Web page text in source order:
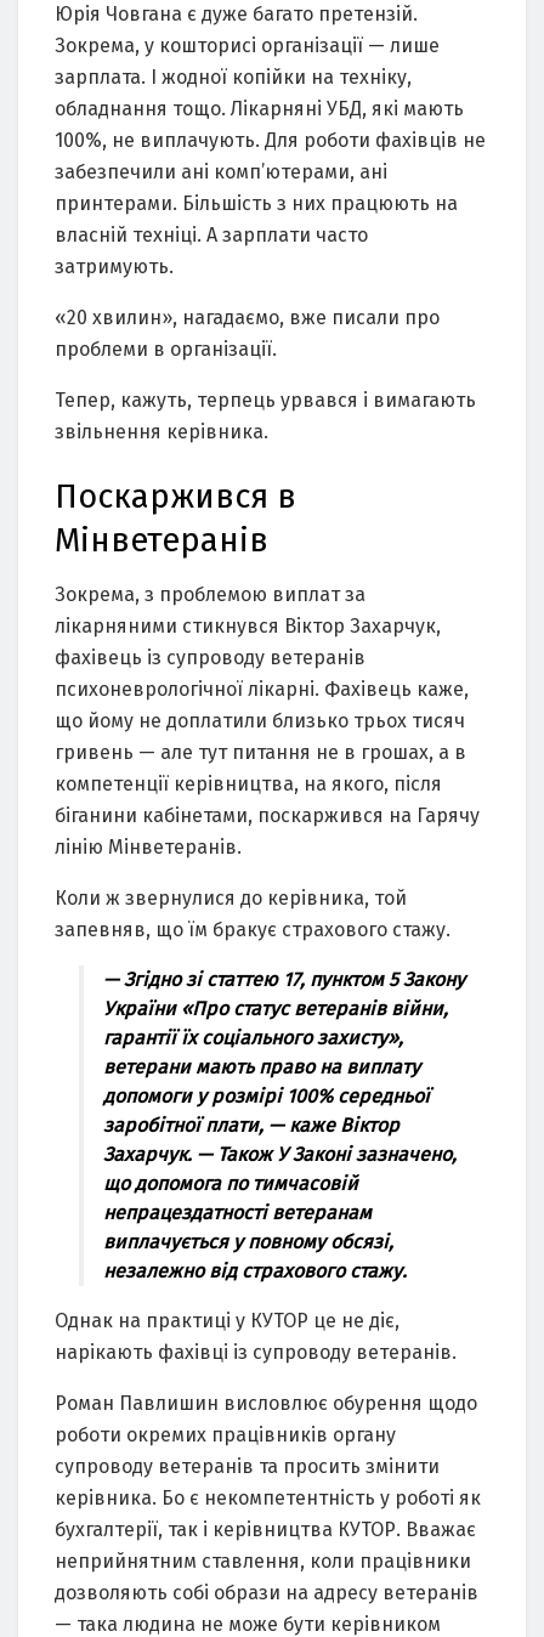
Юрія Човгана є дуже багато претензій.
Зокрема, у кошторисі організації — лише
зарплата. І жодної копійки на техніку,
обладнання тощо. Лікарняні УБД, які мають
100%, не виплачують. Для роботи фахівців не
забезпечили ані комп’ютерами, ані
принтерами. Більшість з них працюють на
власній техніці. А зарплати часто
затримують.
«20 хвилин», нагадаємо, вже писали про
проблеми в організації.
Тепер, кажуть, терпець урвався і вимагають
звільнення керівника.
Поскаржився в
Мінветеранів
Зокрема, з проблемою виплат за
лікарняними стикнувся Віктор Захарчук,
фахівець із супроводу ветеранів
психоневрологічної лікарні. Фахівець каже,
що йому не доплатили близько трьох тисяч
гривень — але тут питання не в грошах, а в
компетенції керівництва, на якого, після
біганини кабінетами, поскаржився на Гарячу
лінію Мінветеранів.
Коли ж звернулися до керівника, той
запевняв, що їм бракує страхового стажу.
— Згідно зі статтею 17, пунктом 5 Закону
України «Про статус ветеранів війни,
гарантії їх соціального захисту»,
ветерани мають право на виплату
допомоги у розмірі 100% середньої
заробітної плати, — каже Віктор
Захарчук. — Також У Законі зазначено,
що допомога по тимчасовій
непрацездатності ветеранам
виплачується у повному обсязі,
незалежно від страхового стажу.
Однак на практиці у КУТОР це не діє,
нарікають фахівці із супроводу ветеранів.
Роман Павлишин висловлює обурення щодо
роботи окремих працівників органу
супроводу ветеранів та просить змінити
керівника. Бо є некомпетентність у роботі як
бухгалтерії, так і керівництва КУТОР. Вважає
неприйнятним ставлення, коли працівники
дозволяють собі образи на адресу ветеранів
— така людина не може бути керівником